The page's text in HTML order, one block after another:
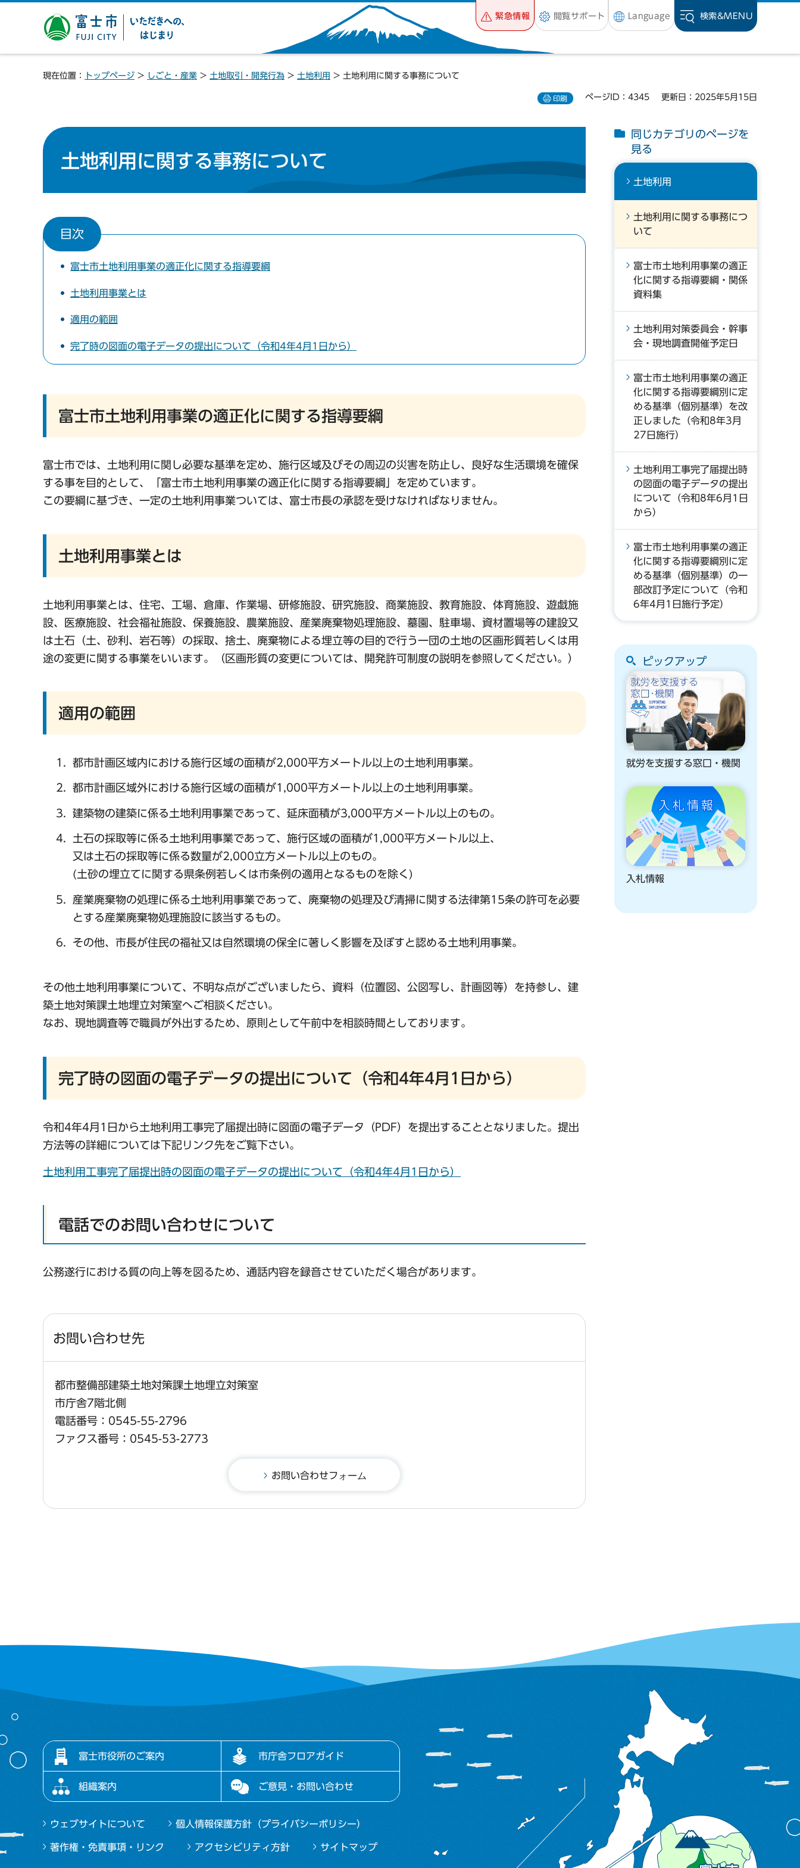
富士市 いただきへの、は
じまり
緊急情報 閲覧サポート Language 検索&MENU
現在位置： トップページ > しごと・産業 > 土地取引・開発行為 > 土地利用 > 土地利用に関する事務について
印刷 ページID：4345 更新日：2025年5月15日
土地利用に関する事務について
目次
富士市土地利用事業の適正化に関する指導要綱
土地利用事業とは
適用の範囲
完了時の図面の電子データの提出について（令和4年4月1日から）
富士市土地利用事業の適正化に関する指導要綱
富士市では、土地利用に関し必要な基準を定め、施行区域及びその周辺の災害を防止し、良好な生活環境を確保
する事を目的として、「富士市土地利用事業の適正化に関する指導要綱」を定めています。
この要綱に基づき、一定の土地利用事業ついては、富士市長の承認を受けなければなりません。
土地利用事業とは
土地利用事業とは、住宅、工場、倉庫、作業場、研修施設、研究施設、商業施設、教育施設、体育施設、遊戯施
設、医療施設、社会福祉施設、保養施設、農業施設、産業廃棄物処理施設、墓園、駐車場、資材置場等の建設又
は土石（土、砂利、岩石等）の採取、捨土、廃棄物による埋立等の目的で行う一団の土地の区画形質若しくは用
途の変更に関する事業をいいます。（区画形質の変更については、開発許可制度の説明を参照してください。）
適用の範囲
都市計画区域内における施行区域の面積が2,000平方メートル以上の土地利用事業。
都市計画区域外における施行区域の面積が1,000平方メートル以上の土地利用事業。
建築物の建築に係る土地利用事業であって、延床面積が3,000平方メートル以上のもの。
土石の採取等に係る土地利用事業であって、施行区域の面積が1,000平方メートル以上、
又は土石の採取等に係る数量が2,000立方メートル以上のもの。
(土砂の埋立てに関する県条例若しくは市条例の適用となるものを除く)
産業廃棄物の処理に係る土地利用事業であって、廃棄物の処理及び清掃に関する法律第15条の許可を必要
とする産業廃棄物処理施設に該当するもの。
その他、市長が住民の福祉又は自然環境の保全に著しく影響を及ぼすと認める土地利用事業。
その他土地利用事業について、不明な点がございましたら、資料（位置図、公図写し、計画図等）を持参し、建
築土地対策課土地埋立対策室へご相談ください。
なお、現地調査等で職員が外出するため、原則として午前中を相談時間としております。
完了時の図面の電子データの提出について（令和4年4月1日から）
令和4年4月1日から土地利用工事完了届提出時に図面の電子データ（PDF）を提出することとなりました。提出
方法等の詳細については下記リンク先をご覧下さい。
土地利用工事完了届提出時の図面の電子データの提出について（令和4年4月1日から）
電話でのお問い合わせについて
公務遂行における質の向上等を図るため、通話内容を録音させていただく場合があります。
お問い合わせ先
都市整備部建築土地対策課土地埋立対策室
市庁舎7階北側
電話番号：0545-55-2796
ファクス番号：0545-53-2773
同じカテゴリのページを
見る
土地利用
土地利用に関する事務につ
いて
富士市土地利用事業の適正
化に関する指導要綱・関係
資料集
土地利用対策委員会・幹事
会・現地調査開催予定日
富士市土地利用事業の適正
化に関する指導要綱別に定
める基準（個別基準）を改
正しました（令和8年3月
27日施行）
土地利用工事完了届提出時
の図面の電子データの提出
について（令和8年6月1日
から）
富士市土地利用事業の適正
化に関する指導要綱別に定
める基準（個別基準）の一
部改訂予定について（令和
6年4月1日施行予定）
ピックアップ
就労を支援する窓口・機関
入札情報
富士市役所のご案内 市庁舎フロアガイド
組織案内 ご意見・お問い合わせ
ウェブサイトについて 個人情報保護方針（プライバシーポリシー）
著作権・免責事項・リンク アクセシビリティ方針 サイトマップ